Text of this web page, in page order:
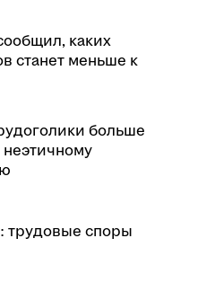
каких
станет меньше к
больше
трудовые споры